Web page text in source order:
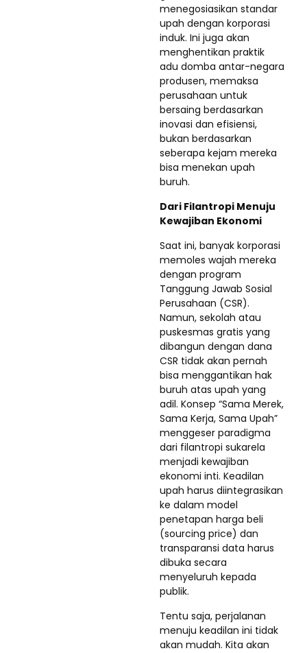
menegosiasikan standar
upah dengan korporasi
induk. Ini juga akan
menghentikan praktik
adu domba antar-negara
produsen, memaksa
perusahaan untuk
bersaing berdasarkan
inovasi dan efisiensi,
bukan berdasarkan
seberapa kejam mereka
bisa menekan upah
buruh.
Dari Filantropi Menuju
Kewajiban Ekonomi
Saat ini, banyak korporasi
memoles wajah mereka
dengan program
Tanggung Jawab Sosial
Perusahaan (CSR).
Namun, sekolah atau
puskesmas gratis yang
dibangun dengan dana
CSR tidak akan pernah
bisa menggantikan hak
buruh atas upah yang
adil. Konsep “Sama Merek,
Sama Kerja, Sama Upah”
menggeser paradigma
dari filantropi sukarela
menjadi kewajiban
ekonomi inti. Keadilan
upah harus diintegrasikan
ke dalam model
penetapan harga beli
(sourcing price) dan
transparansi data harus
dibuka secara
menyeluruh kepada
publik.
Tentu saja, perjalanan
menuju keadilan ini tidak
akan mudah. Kita akan